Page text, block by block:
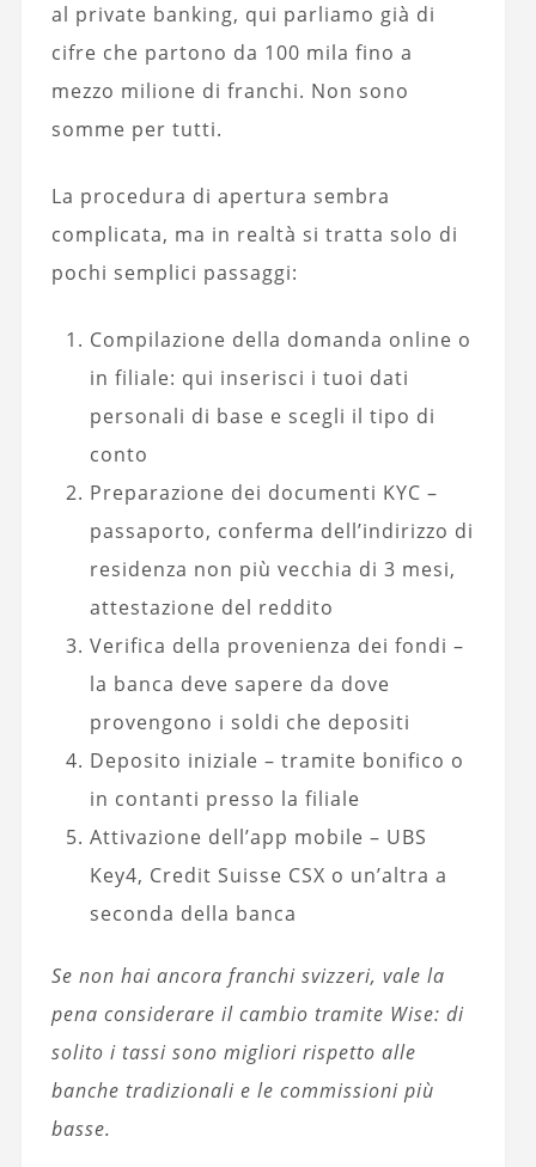
al private banking, qui parliamo già di
cifre che partono da 100 mila fino a
mezzo milione di franchi. Non sono
somme per tutti.
La procedura di apertura sembra
complicata, ma in realtà si tratta solo di
pochi semplici passaggi:
Compilazione della domanda online o
in filiale: qui inserisci i tuoi dati
personali di base e scegli il tipo di
conto
Preparazione dei documenti KYC –
passaporto, conferma dell’indirizzo di
residenza non più vecchia di 3 mesi,
attestazione del reddito
Verifica della provenienza dei fondi –
la banca deve sapere da dove
provengono i soldi che depositi
Deposito iniziale – tramite bonifico o
in contanti presso la filiale
Attivazione dell’app mobile – UBS
Key4, Credit Suisse CSX o un’altra a
seconda della banca
Se non hai ancora franchi svizzeri, vale la
pena considerare il cambio tramite Wise: di
solito i tassi sono migliori rispetto alle
banche tradizionali e le commissioni più
basse.